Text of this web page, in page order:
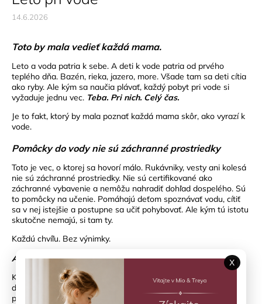
14.6.2026
Toto by mala vedieť každá mama.
Leto a voda patria k sebe. A deti k vode patria od prvého
teplého dňa. Bazén, rieka, jazero, more. Všade tam sa deti cítia
ako ryby. Ale kým sa naučia plávať, každý pobyt pri vode si
vyžaduje jednu vec. Teba. Pri nich. Celý čas.
Je to fakt, ktorý by mala poznať každá mama skôr, ako vyrazí k
vode.
Pomôcky do vody nie sú záchranné prostriedky
Toto je vec, o ktorej sa hovorí málo. Rukávniky, vesty ani kolesá
nie sú záchranné prostriedky. Nie sú certifikované ako
záchranné vybavenie a nemôžu nahradiť dohľad dospelého. Sú
to pomôcky na učenie. Pomáhajú deťom spoznávať vodu, cítiť
sa v nej istejšie a postupne sa učiť pohybovať. Ale kým tú istotu
skutočne nemajú, si tam ty.
Každú chvíľu. Bez výnimky.
Ako vybrať správnu pomôcku?
Každé dieťa je iné. Jedno miluje vodu od prvého momentu,
druhé potrebuje čas. A práve preto existuje viac typov
pomôcok, ktoré sprevádzajú deti pri rôznych fázach učenia.
X